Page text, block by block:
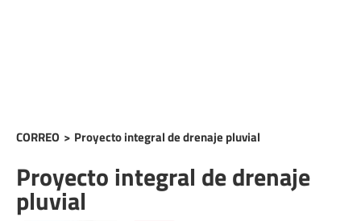
CORREO > Proyecto integral de drenaje pluvial
Proyecto integral de drenaje
pluvial